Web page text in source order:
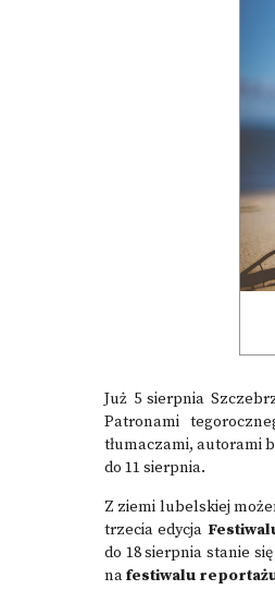
Już 5 sierpnia
Patronami
tłumaczami, autorami
do 11 sierpnia.
Z ziemi lubelskiej
trzecia edycja
do 18 sierpnia stanie się
nafestiwalu